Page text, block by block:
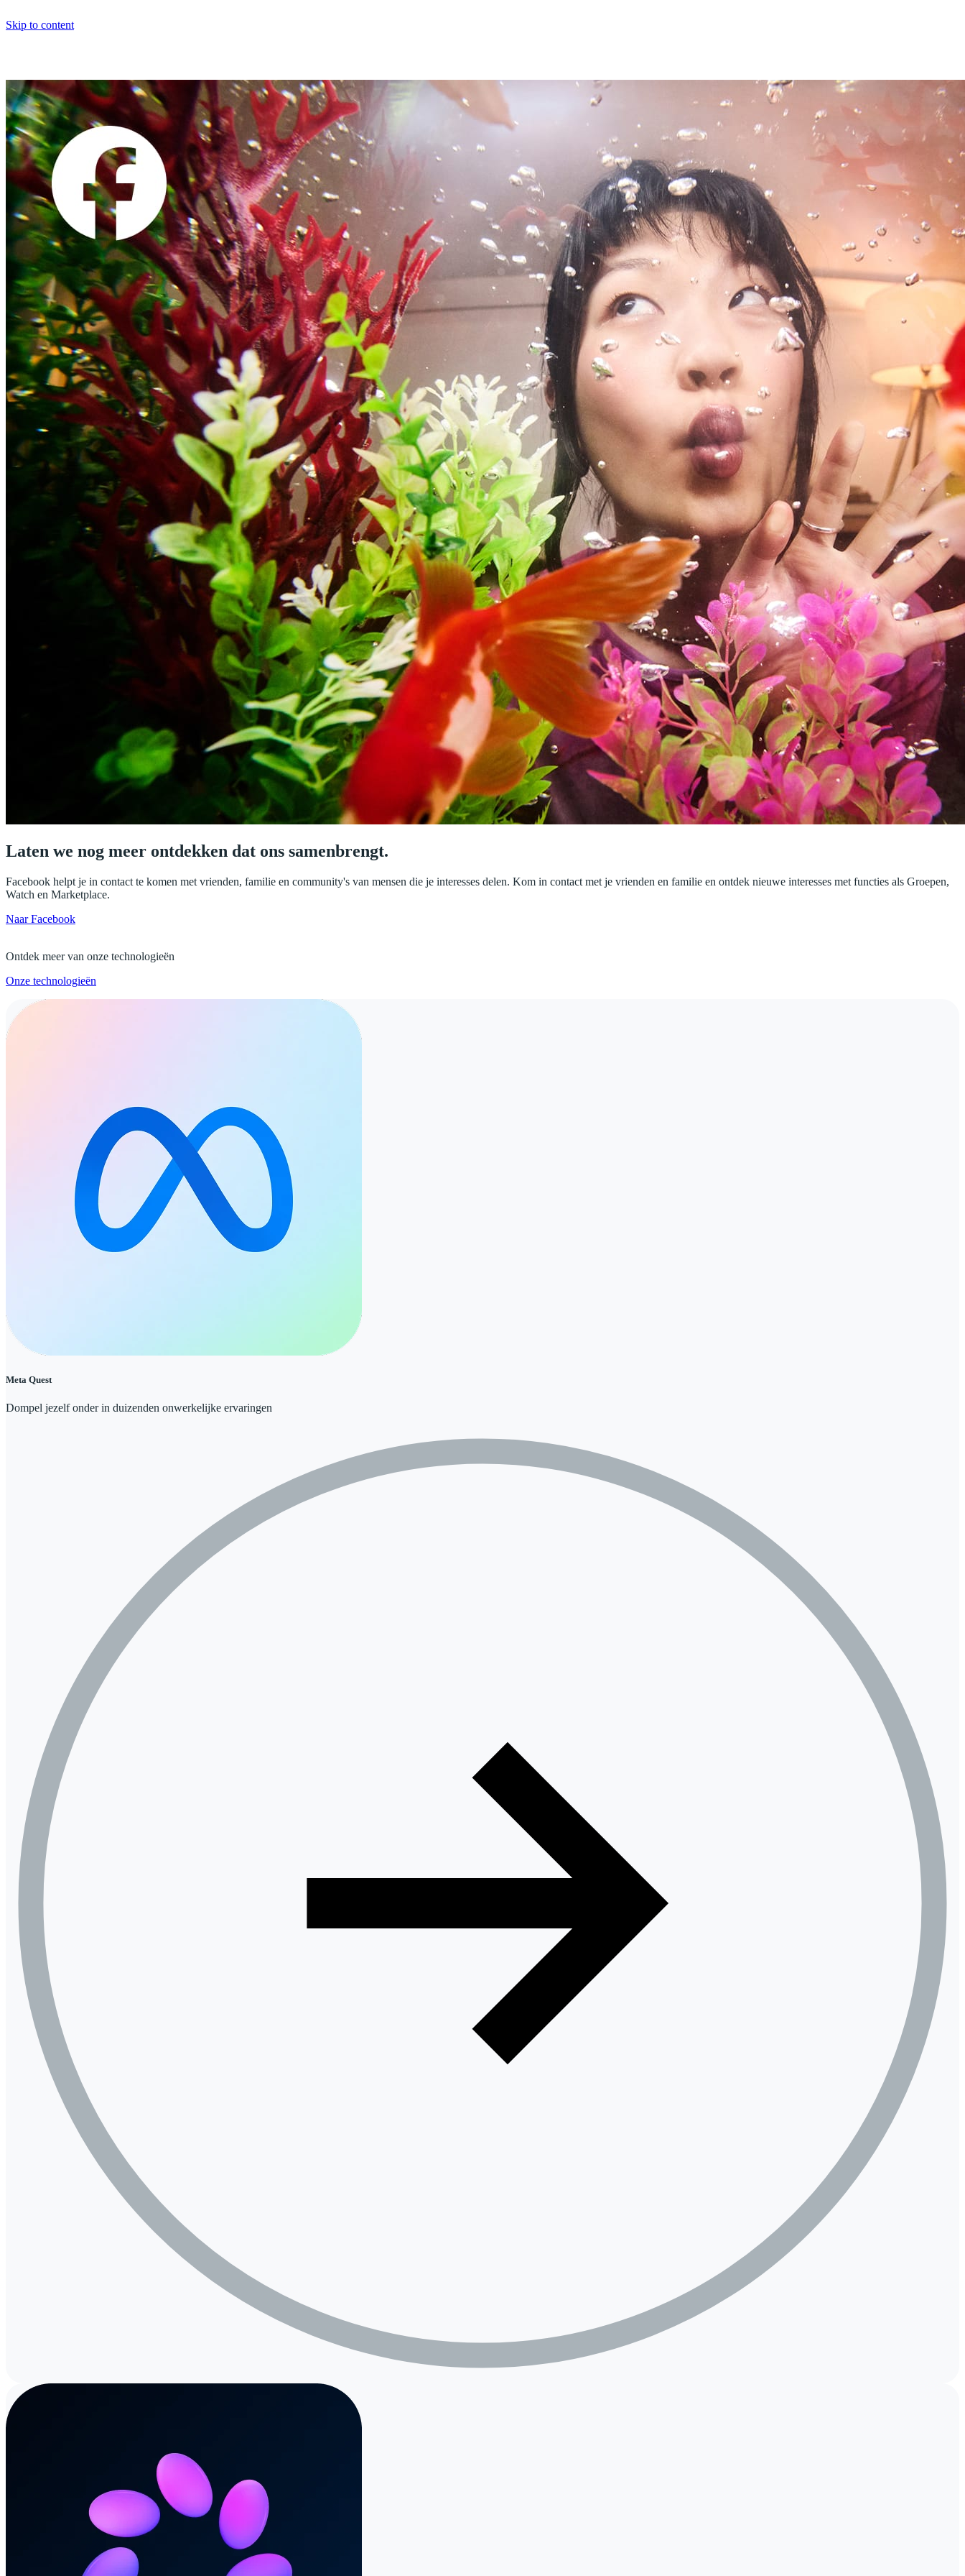
Skip to content
Laten we nog meer ontdekken dat ons samenbrengt.
Facebook helpt je in contact te komen met vrienden, familie en community's van mensen die je interesses delen. Kom in contact met je vrienden en familie en ontdek nieuwe interesses met functies als Groepen,
Watch en Marketplace.
Naar Facebook
Ontdek meer van onze technologieën
Onze technologieën
Meta Quest
Dompel jezelf onder in duizenden onwerkelijke ervaringen